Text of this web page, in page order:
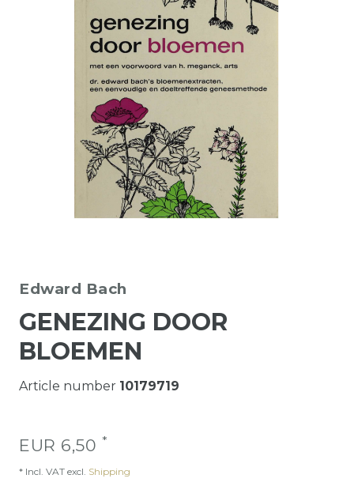
Edward Bach
GENEZING DOOR
BLOEMEN
Article number 10179719
EUR 6,50 *
* Incl. VAT excl. Shipping